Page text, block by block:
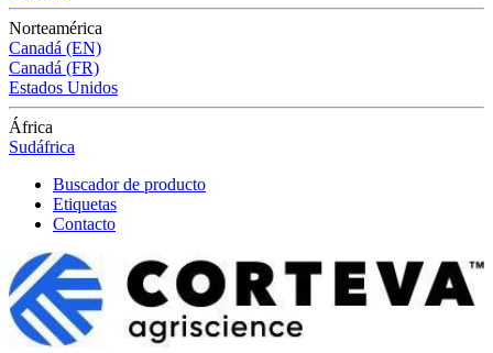
Norteamérica
Canadá (EN)
Canadá (FR)
Estados Unidos
África
Sudáfrica
Buscador de producto
Etiquetas
Contacto